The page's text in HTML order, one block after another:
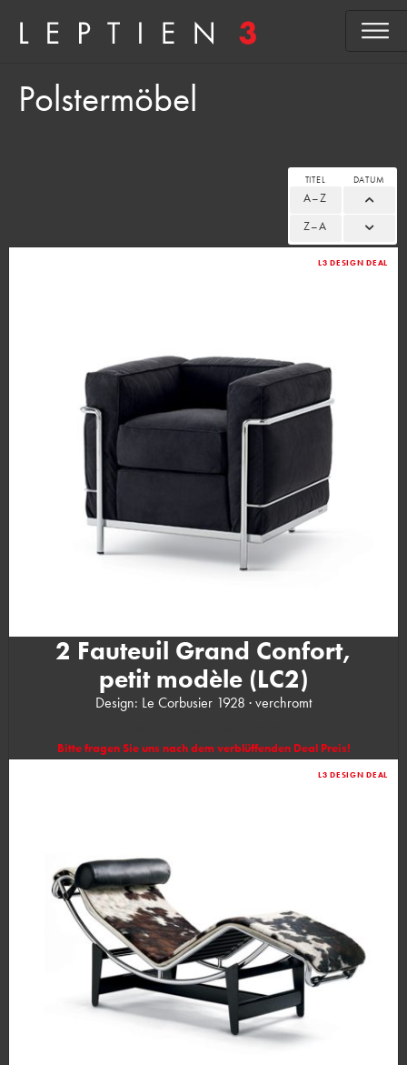
Polstermöbel
TITEL
A–Z
Z–A
DATUM
L3 DESIGN DEAL
2 Fauteuil Grand Confort,
petit modèle (LC2)
Design: Le Corbusier 1928 · verchromt
Bitte fragen Sie uns nach dem verblüffenden Deal Preis!
L3 DESIGN DEAL